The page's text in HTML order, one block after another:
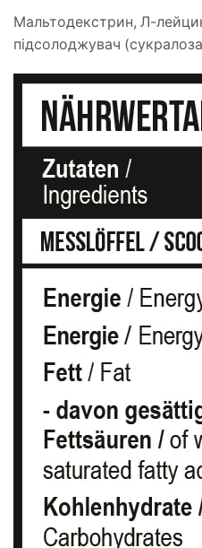
Мальтодекстрин, Л-
підсолоджувач